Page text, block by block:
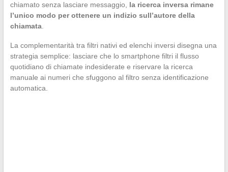
chiamato senza lasciare messaggio, la ricerca inversa rimane
l’unico modo per ottenere un indizio sull’autore della
chiamata.
La complementarità tra filtri nativi ed elenchi inversi disegna una
strategia semplice: lasciare che lo smartphone filtri il flusso
quotidiano di chiamate indesiderate e riservare la ricerca
manuale ai numeri che sfuggono al filtro senza identificazione
automatica.